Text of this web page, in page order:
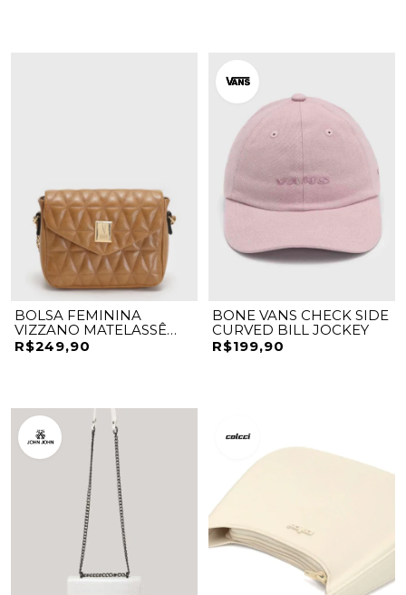
BOLSA FEMININA
VIZZANO MATELASSÊ
CARAMELO
R$249,90
BONE VANS CHECK SIDE
CURVED BILL JOCKEY
R$199,90